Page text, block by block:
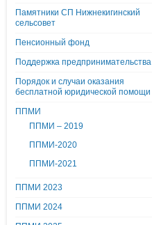
Памятники СП Нижнекигинский
сельсовет
Пенсионный фонд
Поддержка предпринимательства
Порядок и случаи оказания
бесплатной юридической помощи
ППМИ
ППМИ – 2019
ППМИ-2020
ППМИ-2021
ППМИ 2023
ППМИ 2024